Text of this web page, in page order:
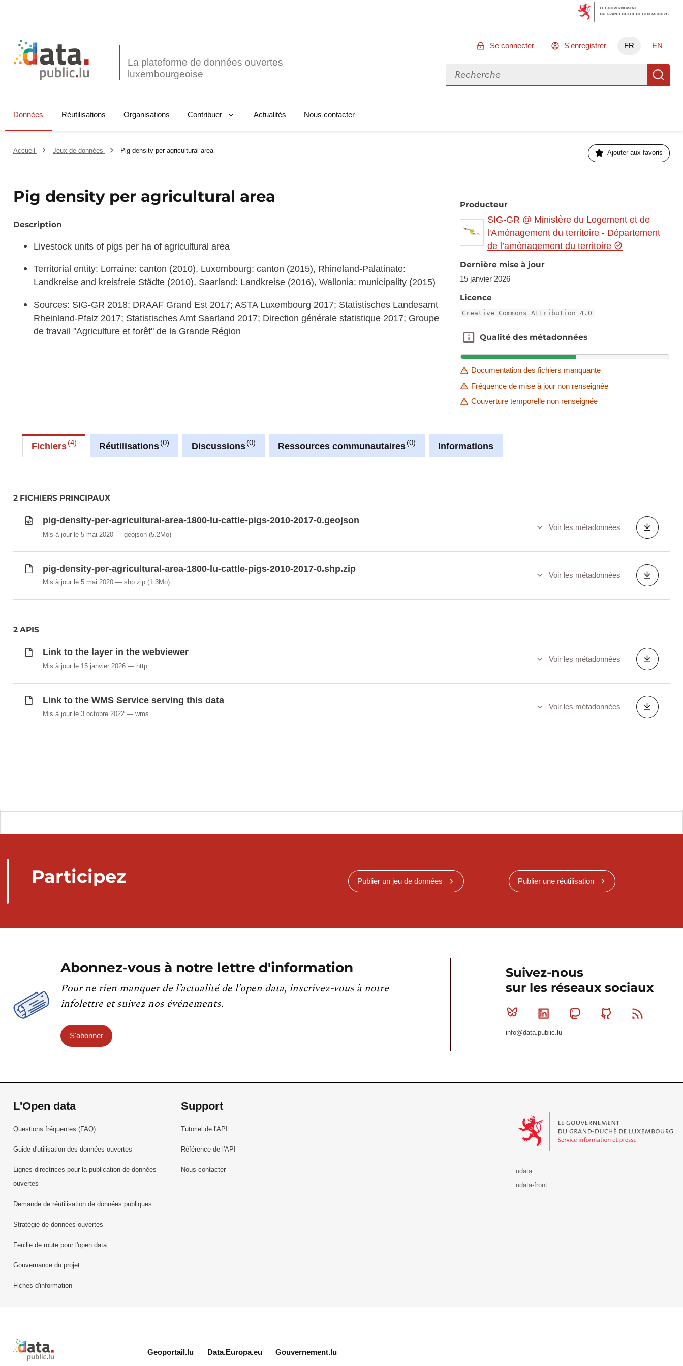
La plateforme de données ouvertes
Se connecter S'enregistrer FR EN
Rechercher des données
Données Réutilisations Organisations Contribuer Actualités Nous contacter
Accueil Jeux de données Pig density per agricultural area Ajouter aux favoris
Pig density per agricultural area
Description
Livestock units of pigs per ha of agricultural area
Territorial entity: Lorraine: canton (2010), Luxembourg: canton (2015), Rhineland-Palatinate:
Landkreise and kreisfreie Städte (2010), Saarland: Landkreise (2016), Wallonia: municipality (2015)
Sources: SIG-GR 2018; DRAAF Grand Est 2017; ASTA Luxembourg 2017; Statistisches Landesamt
Rheinland-Pfalz 2017; Statistisches Amt Saarland 2017; Direction générale statistique 2017; Groupe
de travail "Agriculture et forêt" de la Grande Région
Producteur
SIG-GR @ Ministère du Logement et de
l'Aménagement du territoire - Département
de l’aménagement du territoire
Dernière mise à jour
15 janvier 2026
Licence
Creative Commons Attribution 4.0
Qualité des métadonnées
Qualité des métadonnées
Documentation des fichiers manquante
Fréquence de mise à jour non renseignée
Couverture temporelle non renseignée
Fichiers 4 Réutilisations 0 Discussions 0 Ressources communautaires 0 Informations
2 FICHIERS PRINCIPAUX
pig-density-per-agricultural-area-1800-lu-cattle-pigs-2010-2017-0.geojson
Mis à jour le 5 mai 2020 geojson(5.2Mo)
Voir les métadonnées
pig-density-per-agricultural-area-1800-lu-cattle-pigs-2010-2017-0.shp.zip
Mis à jour le 5 mai 2020 shp.zip(1.3Mo)
Voir les métadonnées
2 APIS
Link to the layer in the webviewer
Mis à jour le 15 janvier 2026 http
Voir les métadonnées
Link to the WMS Service serving this data
Mis à jour le 3 octobre 2022 wms
Voir les métadonnées
Participez Publier un jeu de données Publier une réutilisation
Abonnez-vous à notre lettre d'information
Pour ne rien manquer de l’actualité de l’open data, inscrivez-vous à notre
infolettre et suivez nos événements.
S'abonner
Suivez-nous
sur les réseaux sociaux
Bluesky Linkedin MastodonGithub
info@data.public.lu
L'Open data
Questions fréquentes (FAQ)
Guide d'utilisation des données ouvertes
Lignes directrices pour la publication de données
ouvertes
Demande de réutilisation de données publiques
Stratégie de données ouvertes
Feuille de route pour l'open data
Gouvernance du projet
Fiches d'information
Support
Tutoriel de l'API
Référence de l'API
Nous contacter
udata
udata-front
Retour à l'accueil de data.public.lu
Geoportail.lu Data.Europa.eu Gouvernement.lu